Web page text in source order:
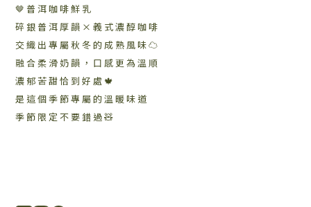
🤎普洱咖啡鮮乳
碎銀普洱厚韻×義式濃醇咖啡
交織出專屬秋冬的成熟風味☁️
融合柔滑奶韻，口感更為溫順
濃郁苦甜恰到好處🍁
是這個季節專屬的溫暖味道
季節限定不要錯過🧸